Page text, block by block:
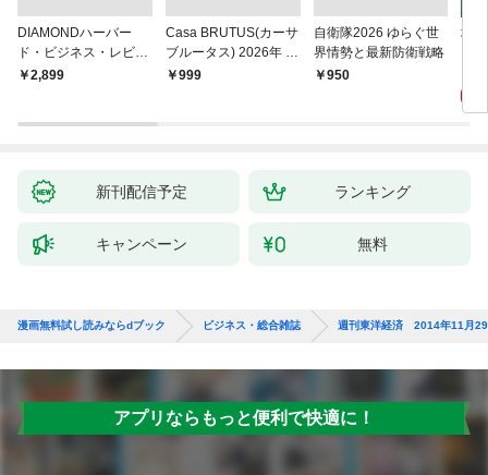
DIAMONDハーバー
ド・ビジネス・レビュ
ー 2026年9月号 特集
￥2,899
Casa BRUTUS(カーサ
ブルータス) 2026年 9
月号 [もっと学べる！
￥999
自衛隊2026 ゆらぐ世
界情勢と最新防衛戦略
￥950
地
新刊配信予定 ランキング
キャンペーン 無料
漫画無料試し読みならdブック ビジネス・総合雑誌 週刊東洋経済 2014年11月
アプリならもっと便利で快適に！